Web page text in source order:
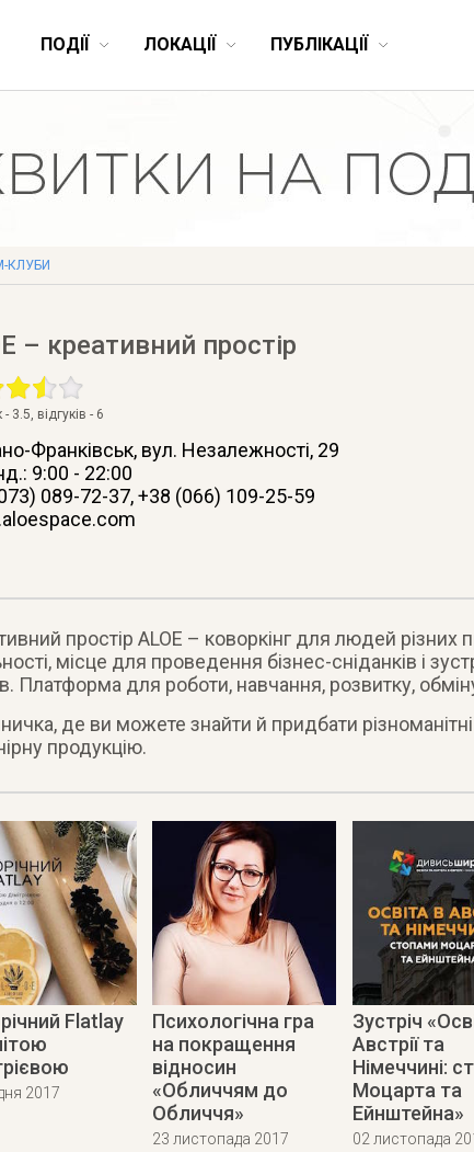
ПОДІЇ ЛОКАЦІЇ ПУБЛІКАЦІЇ
КЛУБИ
– креативний простір
- 3.5, відгуків - 6
Франківськ, вул. Незалежності, 29
9:00 - 22:00
089-72-37, +38 (066) 109-25-59
простір ALOE – коворкінг для людей різних
місце для проведення бізнес-сніданків і
Платформа для роботи, навчання, розвитку,
де ви можете знайти й придбати
продукцію.
Flatlay
2017
Психологічна гра
на покращення
відносин
«Обличчям до
Обличчя»
23 листопада 2017
Зустріч
Австрії та
Німеччині:
Моцарта та
Ейнштейна»
02 листопада